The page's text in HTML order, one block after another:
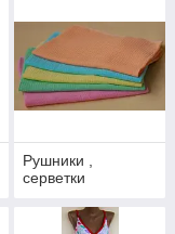
Рушники ,
серветки